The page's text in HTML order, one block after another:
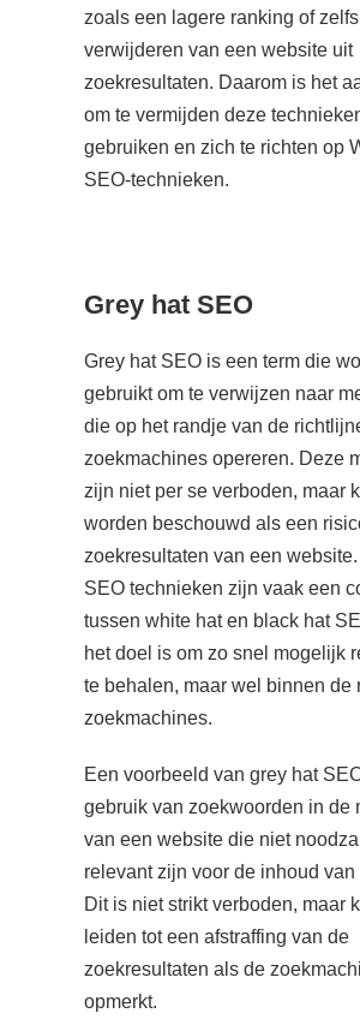
zoals een lagere ranking of
verwijderen van een website uit
zoekresultaten. Daarom is het
om te vermijden deze
gebruiken en zich te richten op
SEO-technieken.
Grey hat SEO
Grey hat SEO is een term die
gebruikt om te verwijzen naar
die op het randje van de
zoekmachines opereren. Deze
zijn niet per se verboden, maar
worden beschouwd als een
zoekresultaten van een
SEO technieken zijn vaak een
tussen white hat en black hat
het doel is om zo snel mogelijk
te behalen, maar wel binnen de
zoekmachines.
Een voorbeeld van grey hat
gebruik van zoekwoorden in de
van een website die niet
relevant zijn voor de inhoud van
Dit is niet strikt verboden, maar
leiden tot een afstraffing van de
zoekresultaten als de
opmerkt.